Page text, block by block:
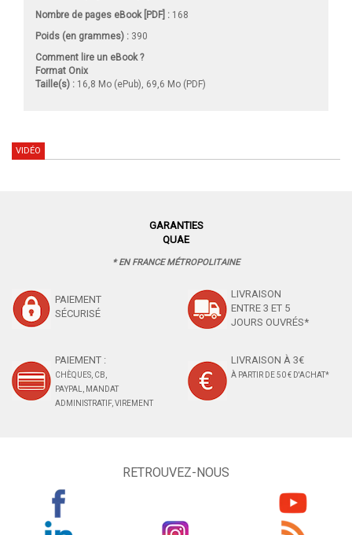
Nombre de pages eBook [PDF] : 168
Poids (en grammes) : 390
Comment lire un eBook ?
Format Onix
Taille(s) : 16,8 Mo (ePub), 69,6 Mo (PDF)
VIDÉO
GARANTIES
QUAE
* EN FRANCE MÉTROPOLITAINE
PAIEMENT
SÉCURISÉ
LIVRAISON
ENTRE 3 ET 5
JOURS OUVRÉS*
PAIEMENT :
CHÈQUES, CB,
PAYPAL, MANDAT
ADMINISTRATIF, VIREMENT
LIVRAISON À 3€
À PARTIR DE 50 € D'ACHAT*
RETROUVEZ-NOUS